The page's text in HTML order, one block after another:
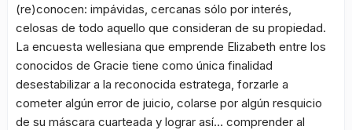
(re)conocen: impávidas, cercanas sólo por interés,
celosas de todo aquello que consideran de su propiedad.
La encuesta wellesiana que emprende Elizabeth entre los
conocidos de Gracie tiene como única finalidad
desestabilizar a la reconocida estratega, forzarle a
cometer algún error de juicio, colarse por algún resquicio
de su máscara cuarteada y lograr así… comprender al